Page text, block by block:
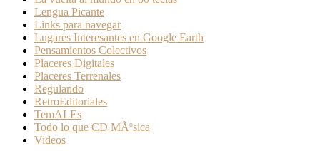
Lengua Picante
Links para navegar
Lugares Interesantes en Google Earth
Pensamientos Colectivos
Placeres Digitales
Placeres Terrenales
Regulando
RetroEditoriales
TemALEs
Todo lo que CD MÃºsica
Videos